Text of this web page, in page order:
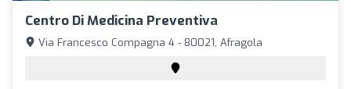
Centro Di Medicina Preventiva
Via Francesco Compagna 4 - 80021, Afragola